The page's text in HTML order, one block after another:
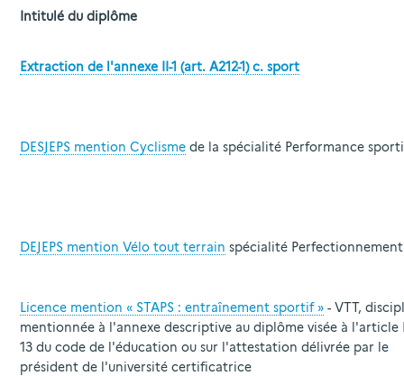
Intitulé du diplôme
Extraction de l'annexe II-1 (art. A212-1) c. sport
DESJEPS mention Cyclisme de la spécialité Performance
DEJEPS mention Vélo tout terrain spécialité
Licence mention « STAPS : entraînement sportif » - VTT,
mentionnée à l'annexe descriptive au diplôme visée à l'article
13 du code de l'éducation ou sur l'attestation délivrée par le
président de l'université certificatrice